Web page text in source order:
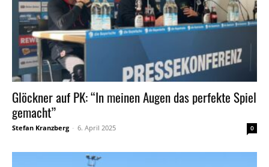
Glöckner auf PK: “In meinen Augen das perfekte Spiel
gemacht”
Stefan Kranzberg - 6. April 2025 0